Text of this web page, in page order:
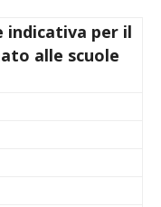
indicativa per il
alle scuole